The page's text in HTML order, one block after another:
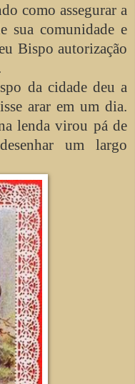
como assegurar a
sua comunidade e
Bispo autorização
da cidade deu a
arar em um dia.
lenda virou pá de
um largo